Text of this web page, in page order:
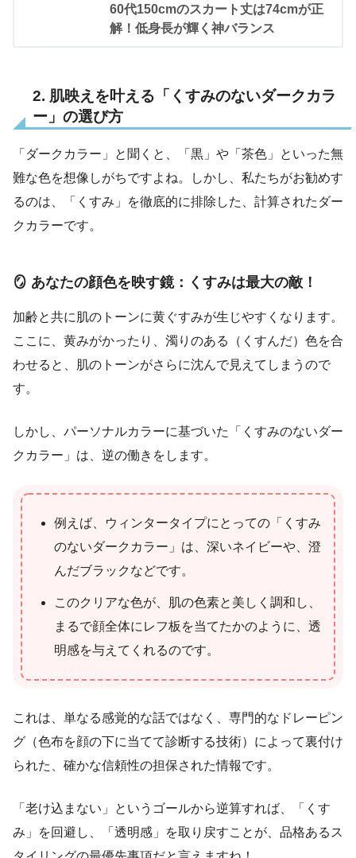
60代150cmのスカート丈は74cmが正
解！低身長が輝く神バランス
2. 肌映えを叶える「くすみのないダークカラ
ー」の選び方
「ダークカラー」と聞くと、「黒」や「茶色」といった無
難な色を想像しがちですよね。しかし、私たちがお勧めす
るのは、「くすみ」を徹底的に排除した、計算されたダー
クカラーです。
🪞 あなたの顔色を映す鏡：くすみは最大の敵！
加齢と共に肌のトーンに黄ぐすみが生じやすくなります。
ここに、黄みがかったり、濁りのある（くすんだ）色を合
わせると、肌のトーンがさらに沈んで見えてしまうので
す。
しかし、パーソナルカラーに基づいた「くすみのないダー
クカラー」は、逆の働きをします。
例えば、ウィンタータイプにとっての「くすみ
のないダークカラー」は、深いネイビーや、澄
んだブラックなどです。
このクリアな色が、肌の色素と美しく調和し、
まるで顔全体にレフ板を当てたかのように、透
明感を与えてくれるのです。
これは、単なる感覚的な話ではなく、専門的なドレーピン
グ（色布を顔の下に当てて診断する技術）によって裏付け
られた、確かな信頼性の担保された情報です。
「老け込まない」というゴールから逆算すれば、「くす
み」を回避し、「透明感」を取り戻すことが、品格あるス